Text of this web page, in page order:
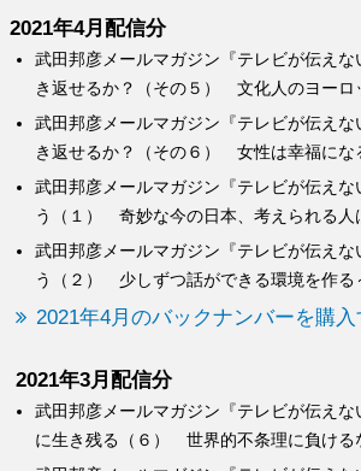
2021年4月配信分
武田邦彦メールマガジン『テレビが伝えな
う（２） 少しずつ話ができる環境を作る
武田邦彦メールマガジン『テレビが伝えな
う（１） 奇妙な今の日本、考えられる人
武田邦彦メールマガジン『テレビが伝えな
き返せるか？（その６） 女性は幸福にな
武田邦彦メールマガジン『テレビが伝えな
き返せるか？（その５） 文化人のヨーロ
2021年4月のバックナンバーを購入
2021年3月配信分
武田邦彦メールマガジン『テレビが伝え
に生き残る（６） 世界的不条理に負ける